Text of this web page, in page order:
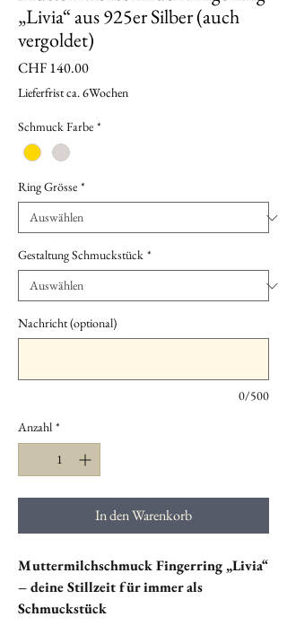
„Livia“ aus 925er Silber (auch
vergoldet)
CHF 140.00Preis
Lieferfrist ca. 6Wochen
Schmuck Farbe *
Ring Grösse *
Gestaltung Schmuckstück *
Nachricht (optional)
0/500
Anzahl *
In den Warenkorb
Muttermilchschmuck Fingerring „Livia“
– deine Stillzeit für immer als
Schmuckstück